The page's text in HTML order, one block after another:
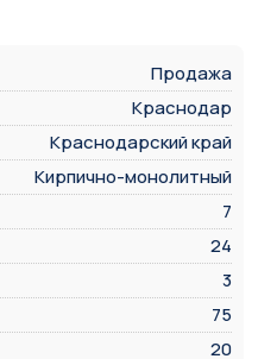
Продажа
Краснодар
Краснодарский край
Кирпично-монолитный
7
24
3
75
20